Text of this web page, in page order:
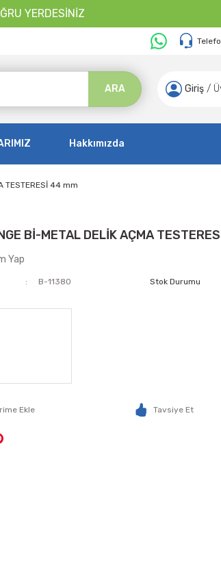
YERDESİNİZ
ARA Giriş /
Hakkımızda
TESTERESİ 44 mm
Bİ-METAL DELİK AÇMA
Yap
B-11380 Stok Durumu
Tavsiye Et